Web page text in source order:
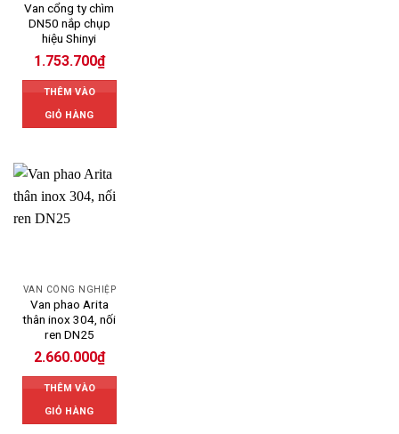
Van cổng ty chìm
DN50 nắp chụp
hiệu Shinyi
1.753.700₫
THÊM VÀO
GIỎ HÀNG
VAN CÔNG NGHIỆP
Van phao Arita
thân inox 304, nối
ren DN25
2.660.000₫
THÊM VÀO
GIỎ HÀNG